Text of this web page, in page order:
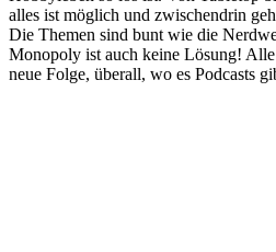
alles ist möglich und zwischendrin
Die Themen sind bunt wie die
Monopoly ist auch keine Lösung!
neue Folge, überall, wo es Podcasts